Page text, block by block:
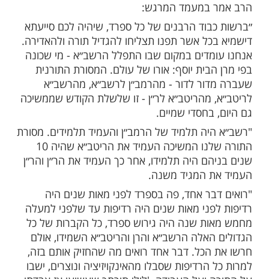
עוד תוכן חדש ומפתיע! התחברו לכל
שלנו בתהיליםבלחיצה כאן >>>​
פוגשים יהודים את הראשון לציון,
יוסף, שמקיים מסע חיזוק בחו"ל.
הוא הגיע לבית הכנסת העתיק בברצלונה.
בו התפלל הרשב״א זצ"ל.
במעמד המרגש:
הרבנים של כל ספרד, שיהיה לכם סייעתא
אשר תפנו תצליחו להגדיל תורה ולהאדירה.
במקום שבו התפלל הרשב״א - מי שכונה
יוסף: אורו של עולם. המסורת התורנית
לדור - מהרמב״ן לרשב״א, מהרשב״א
מהריטב״א לר״ן - זו שלשלת הקודש שממשיכה
שמיים.